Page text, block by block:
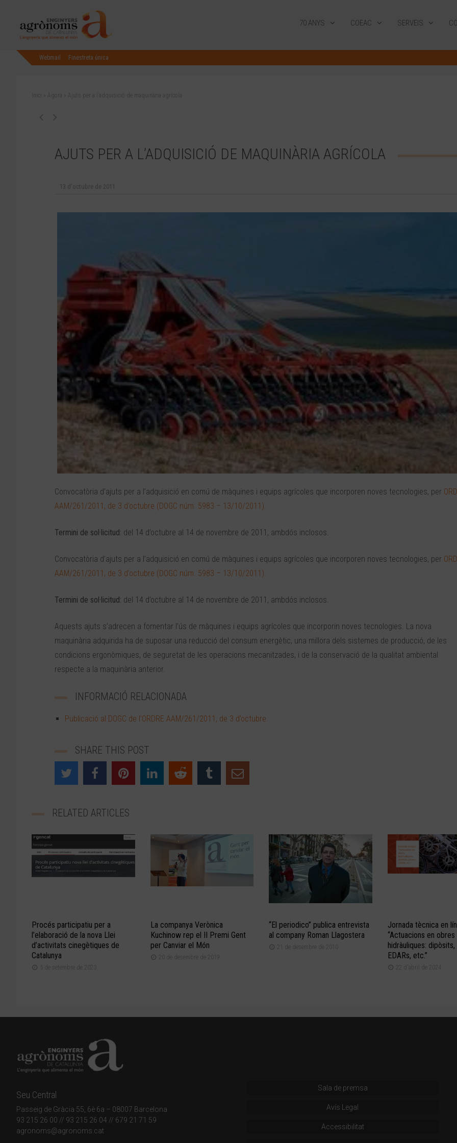
70 ANYS COEAC SERVEIS
Webmail Finestreta única
Inici Àgora Ajuts per a l’adquisició de maquinària agrícola
AJUTS PER A L’ADQUISICIÓ DE MAQUINÀRIA AGRÍCOLA
13 d'octubre de 2011
Convocatòria d’ajuts per a l’adquisició en comú de màquines i equips agrícoles que incorporen noves tecnologies, per
AAM/261/2011, de 3 d’octubre (DOGC núm. 5983 – 13/10/2011).
Termini de sol·licitud: del 14 d’octubre al 14 de novembre de 2011, ambdós inclosos.
Convocatòria d’ajuts per a l’adquisició en comú de màquines i equips agrícoles que incorporen noves tecnologies, per
AAM/261/2011, de 3 d’octubre (DOGC núm. 5983 – 13/10/2011).
Termini de sol·licitud: del 14 d’octubre al 14 de novembre de 2011, ambdós inclosos.
Aquests ajuts s’adrecen a fomentar l’ús de màquines i equips agrícoles que incorporin noves tecnologies. La nova
maquinària adquirida ha de suposar una reducció del consum energètic, una millora dels sistemes de producció, de les
condicions ergonòmiques, de seguretat de les operacions mecanitzades, i de la conservació de la qualitat ambiental
respecte a la maquinària anterior.
INFORMACIÓ RELACIONADA
Publicació al DOGC de l’ORDRE AAM/261/2011, de 3 d’octubre
SHARE THIS POST
RELATED ARTICLES
Procés participatiu per a
l’elaboració de la nova Llei
d’activitats cinegètiques de
Catalunya
5 de setembre de 2023
La companya Verònica
Kuchinow rep el II Premi Gent
per Canviar el Món
20 de desembre de 2019
“El periodico” publica entrevista
al company Roman Llagostera
21 de desembre de 2010
Jornada tècnica en
“Actuacions en obres
hidràuliques:
EDARs, etc.”
22 d'abril de 2024
Seu Central
Passeig de Gràcia 55, 6è 6a – 08007 Barcelona
93 215 26 00 // 93 215 26 04 // 679 21 71 59
agronoms@agronoms.cat
Sala de premsa
Avís Legal
Accessibilitat